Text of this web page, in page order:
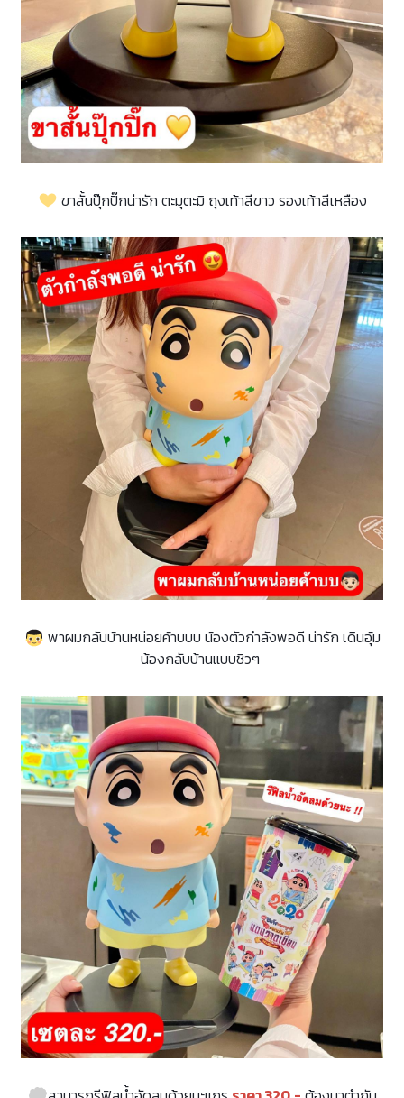
ขาสั้นปุ๊กปิ๊กน่ารัก ตะมุตะมิ ถุงเท้าสีขาว รองเท้าสีเหลือง
พาผมกลับบ้านหน่อยค้าบบบ น้องตัวกำลังพอดี น่ารัก เดินอุ้ม
น้องกลับบ้านแบบชิวๆ